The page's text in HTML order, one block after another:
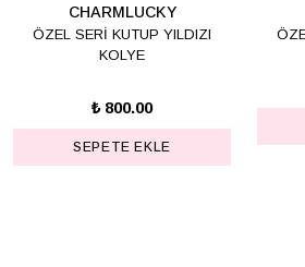
CHARMLUCKY
ÖZEL SERİ KUTUP YILDIZI
KOLYE
₺ 800.00
SEPETE EKLE